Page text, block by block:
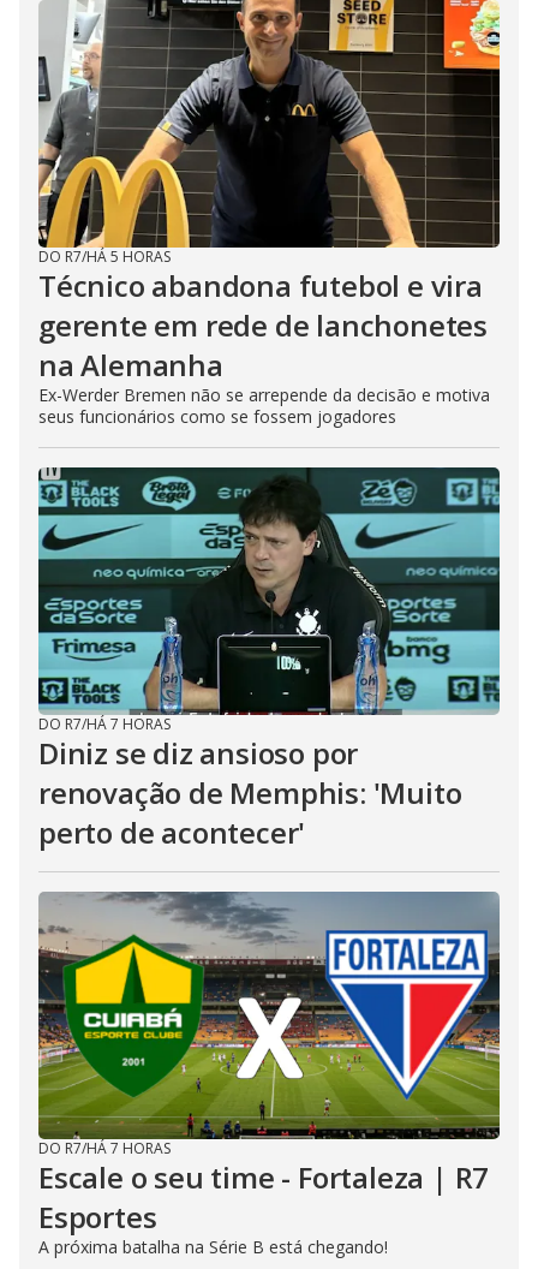
DO R7/HÁ 5 HORAS
Técnico abandona futebol e vira
gerente em rede de lanchonetes
na Alemanha
Ex-Werder Bremen não se arrepende da decisão e motiva
seus funcionários como se fossem jogadores
DO R7/HÁ 7 HORAS
Diniz se diz ansioso por
renovação de Memphis: 'Muito
perto de acontecer'
DO R7/HÁ 7 HORAS
Escale o seu time - Fortaleza | R7
Esportes
A próxima batalha na Série B está chegando!